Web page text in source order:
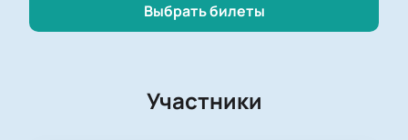
Выбрать билеты
Участники